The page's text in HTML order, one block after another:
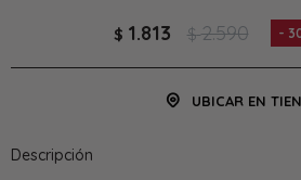
$ 1.813 $ 2.590
UBICAR EN
Descripción